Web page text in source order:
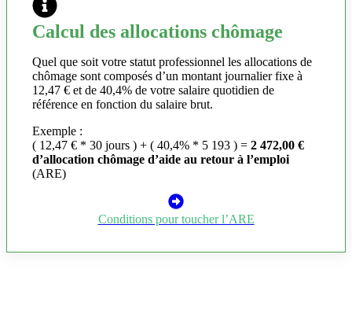
Calcul des allocations chômage
Quel que soit votre statut professionnel les allocations de
chômage sont composés d’un montant journalier fixe à
12,47 € et de 40,4% de votre salaire quotidien de
référence en fonction du salaire brut.
Exemple :
( 12,47 € * 30 jours ) + ( 40,4% * 5 193 ) = 2 472,00 €
d’allocation chômage d’aide au retour à l’emploi
(ARE)
Conditions pour toucher l’ARE